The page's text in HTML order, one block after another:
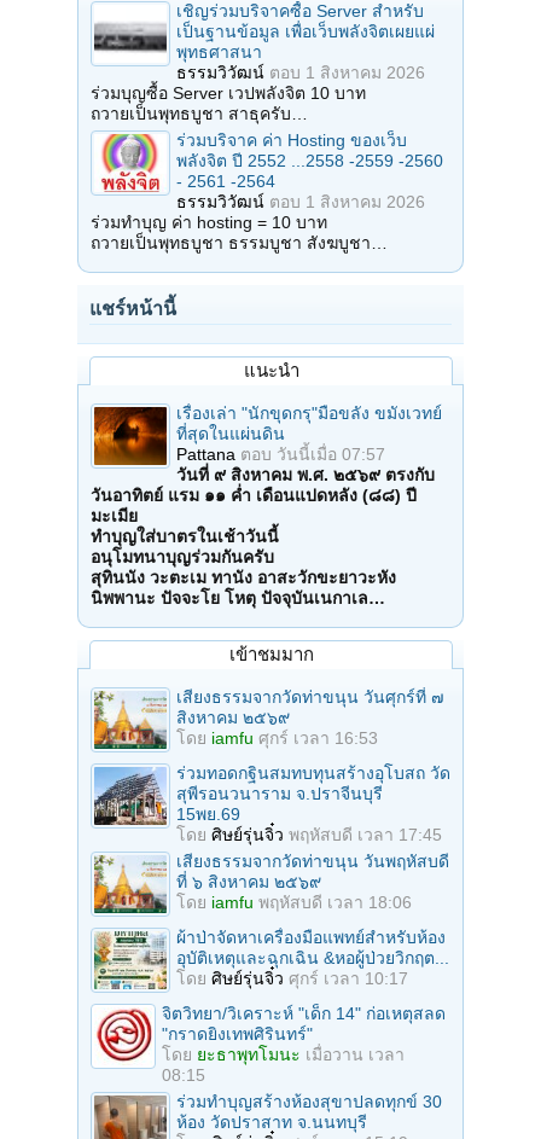
เชิญร่วมบริจาคซื้อ Server สำหรับ
เป็นฐานข้อมูล เพื่อเว็บพลังจิตเผยแผ่
พุทธศาสนา
ธรรมวิวัฒน์ ตอบ 1 สิงหาคม 2026
ร่วมบุญซื้อ Server เวปพลังจิต 10 บาท
ถวายเป็นพุทธบูชา สาธุครับ…
ร่วมบริจาค ค่า Hosting ของเว็บ
พลังจิต ปี 2552 ...2558 -2559 -2560
- 2561 -2564
ธรรมวิวัฒน์ ตอบ 1 สิงหาคม 2026
ร่วมทำบุญ ค่า hosting = 10 บาท
ถวายเป็นพุทธบูชา ธรรมบูชา สังฆบูชา…
แชร์หน้านี้
แนะนำ
เรื่องเล่า "นักขุดกรุ"มือขลัง ขมังเวทย์
ที่สุดในแผ่นดิน
Pattana ตอบ วันนี้เมื่อ 07:57
วันที่ ๙ สิงหาคม พ.ศ. ๒๕๖๙ ตรงกับ
วันอาทิตย์ แรม ๑๑ ค่ำ เดือนแปดหลัง (๘๘) ปี
มะเมีย
ทำบุญใส่บาตรในเช้าวันนี้
อนุโมทนาบุญร่วมกันครับ
สุทินนัง วะตะเม ทานัง อาสะวักขะยาวะหัง
นิพพานะ ปัจจะโย โหตุ ปัจจุบันเนกาเล…
เข้าชมมาก
เสียงธรรมจากวัดท่าขนุน วันศุกร์ที่ ๗
สิงหาคม ๒๕๖๙
โดย iamfu ศุกร์ เวลา 16:53
ร่วมทอดกฐินสมทบทุนสร้างอุโบสถ วัด
สุพีรอนวนาราม จ.ปราจีนบุรี
15พย.69
โดย ศิษย์รุ่นจิ๋ว พฤหัสบดี เวลา 17:45
เสียงธรรมจากวัดท่าขนุน วันพฤหัสบดี
ที่ ๖ สิงหาคม ๒๕๖๙
โดย iamfu พฤหัสบดี เวลา 18:06
ผ้าป่าจัดหาเครื่องมือแพทย์สำหรับห้อง
อุบัติเหตุและฉุกเฉิน &หอผู้ป่วยวิกฤต...
โดย ศิษย์รุ่นจิ๋ว ศุกร์ เวลา 10:17
จิตวิทยา/วิเคราะห์ "เด็ก 14" ก่อเหตุสลด
"กราดยิงเทพศิรินทร์"
โดย ยะธาพุทโมนะ เมื่อวาน เวลา
08:15
ร่วมทําบุญสร้างห้องสุขาปลดทุกข์ 30
ห้อง วัดปราสาท จ.นนทบุรี